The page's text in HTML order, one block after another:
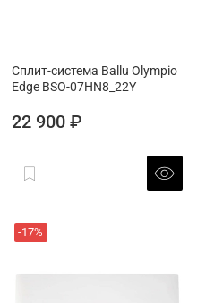
Сплит-система Ballu Olympio
Edge BSO-07HN8_22Y
22 900 ₽
-17%